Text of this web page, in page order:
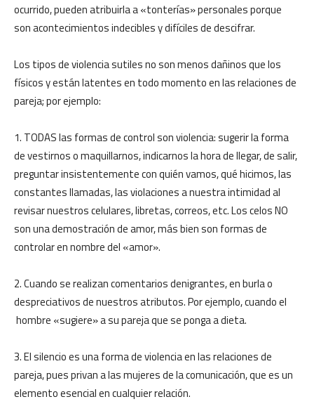
ocurrido, pueden atribuirla a «tonterías» personales porque
son acontecimientos indecibles y difíciles de descifrar.
Los tipos de violencia sutiles no son menos dañinos que los
físicos y están latentes en todo momento en las relaciones de
pareja; por ejemplo:
1. TODAS las formas de control son violencia: sugerir la forma
de vestirnos o maquillarnos, indicarnos la hora de llegar, de salir,
preguntar insistentemente con quién vamos, qué hicimos, las
constantes llamadas, las violaciones a nuestra intimidad al
revisar nuestros celulares, libretas, correos, etc. Los celos NO
son una demostración de amor, más bien son formas de
controlar en nombre del «amor».
2. Cuando se realizan comentarios denigrantes, en burla o
despreciativos de nuestros atributos. Por ejemplo, cuando el
hombre «sugiere» a su pareja que se ponga a dieta.
3. El silencio es una forma de violencia en las relaciones de
pareja, pues privan a las mujeres de la comunicación, que es un
elemento esencial en cualquier relación.